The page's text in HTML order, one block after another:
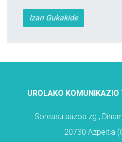
Izan Gukakide
UROLAKO KOMUNIKAZIO
Soreasu auzoa zg.,
20730 Azpeitia